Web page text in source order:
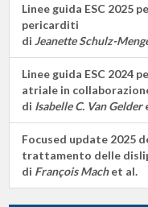
Linee guida ESC
pericarditi
di Jeanette Schulz-
Linee guida ESC 2024
atriale in
di Isabelle C. Van Gelder
Focused update 2025
trattamento delle
di François Machet al.